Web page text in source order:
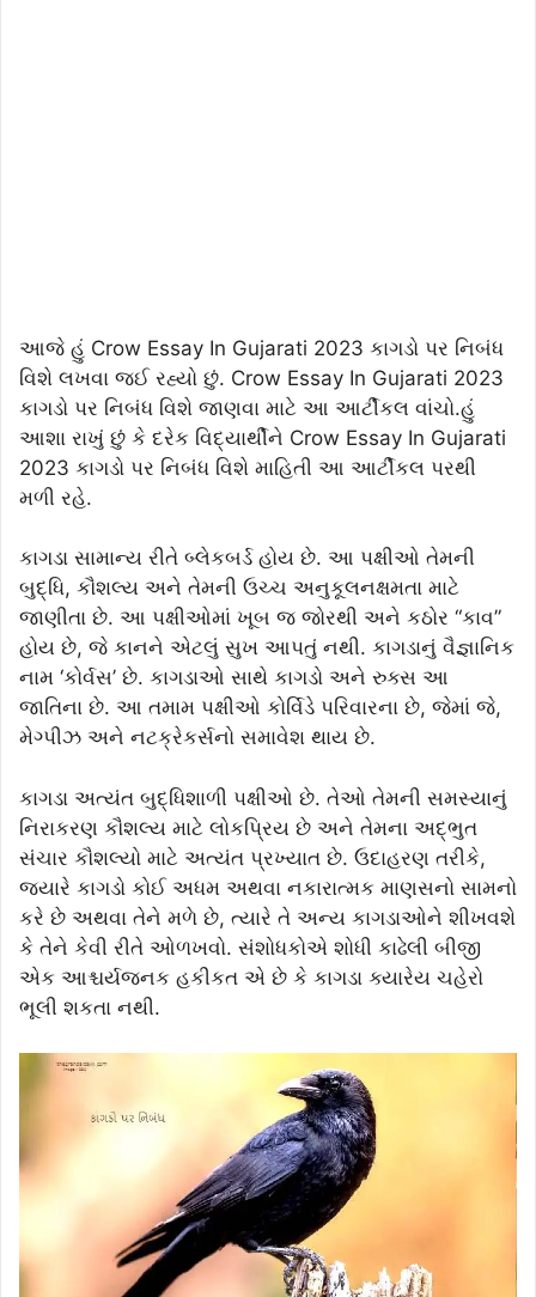
આજે હું Crow Essay In Gujarati 2023 કાગડો પર નિબંધ
વિશે લખવા જઈ રહ્યો છું. Crow Essay In Gujarati 2023
કાગડો પર નિબંધ વિશે જાણવા માટે આ આર્ટીકલ વાંચો.હું
આશા રાખું છું કે દરેક વિદ્યાર્થીને Crow Essay In Gujarati
2023 કાગડો પર નિબંધ વિશે માહિતી આ આર્ટીકલ પરથી
મળી રહે.
કાગડા સામાન્ય રીતે બ્લેકબર્ડ હોય છે. આ પક્ષીઓ તેમની
બુદ્ધિ, કૌશલ્ય અને તેમની ઉચ્ચ અનુકૂલનક્ષમતા માટે
જાણીતા છે. આ પક્ષીઓમાં ખૂબ જ જોરથી અને કઠોર “કાવ”
હોય છે, જે કાનને એટલું સુખ આપતું નથી. કાગડાનું વૈજ્ઞાનિક
નામ ‘કોર્વસ’ છે. કાગડાઓ સાથે કાગડો અને રુક્સ આ
જાતિના છે. આ તમામ પક્ષીઓ કોર્વિડે પરિવારના છે, જેમાં જે,
મેગ્પીઝ અને નટક્રેકર્સનો સમાવેશ થાય છે.
કાગડા અત્યંત બુદ્ધિશાળી પક્ષીઓ છે. તેઓ તેમની સમસ્યાનું
નિરાકરણ કૌશલ્ય માટે લોકપ્રિય છે અને તેમના અદ્ભુત
સંચાર કૌશલ્યો માટે અત્યંત પ્રખ્યાત છે. ઉદાહરણ તરીકે,
જ્યારે કાગડો કોઈ અધમ અથવા નકારાત્મક માણસનો સામનો
કરે છે અથવા તેને મળે છે, ત્યારે તે અન્ય કાગડાઓને શીખવશે
કે તેને કેવી રીતે ઓળખવો. સંશોધકોએ શોધી કાઢેલી બીજી
એક આશ્ચર્યજનક હકીકત એ છે કે કાગડા ક્યારેય ચહેરો
ભૂલી શકતા નથી.